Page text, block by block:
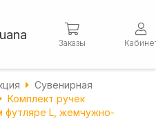
Заказы
Сувенирная
Комплект ручек
футляре L, жемчужно-